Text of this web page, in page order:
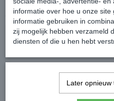
Ook interessant
informatie over hoe u onze
informatie gebruiken in
zij mogelijk hebben verzameld
diensten of die u hen hebt
Later opnieuw